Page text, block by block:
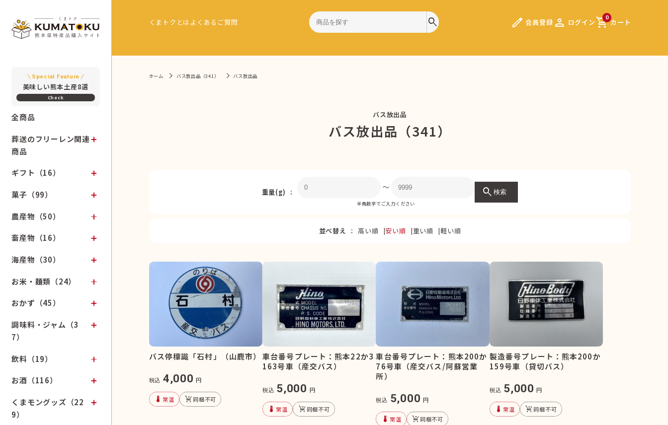
Special Feature
美味しい熊本土産8選
全商品
葬送のフリーレン関連
商品
ギフト（16）
菓子（99）
農産物（50）
畜産物（16）
海産物（30）
お米・麺類（24）
おかず（45）
調味料・ジャム（3
7）
飲料（19）
お酒（116）
くまモングッズ（22
9）
くまトクとは よくあるご質問 search edit 会員登録 person ログイン 0
shopping_cartカート
ホーム バス放出品（341） バス放出品
バス放出品
バス放出品（341）
重量(g)
〜
半角数字でご入力ください
search 検索
並べ替え 高い順 安い順 重い順 軽い順
バス停標識「石村」（山鹿市）
税込 4,000 円
device_thermostat 常温 remove_shopping_cart同梱不可
車台番号プレート：熊本22か3
163号車（産交バス）
税込 5,000 円
device_thermostat 常温 remove_shopping_cart同梱不可
車台番号プレート：熊本200か
76号車（産交バス/阿蘇営業
所）
税込 5,000 円
device_thermostat 常温 remove_shopping_cart同梱不可
製造番号プレート：熊本200か
159号車（貸切バス）
税込 5,000 円
device_thermostat 常温 remove_shopping_cart同梱不可